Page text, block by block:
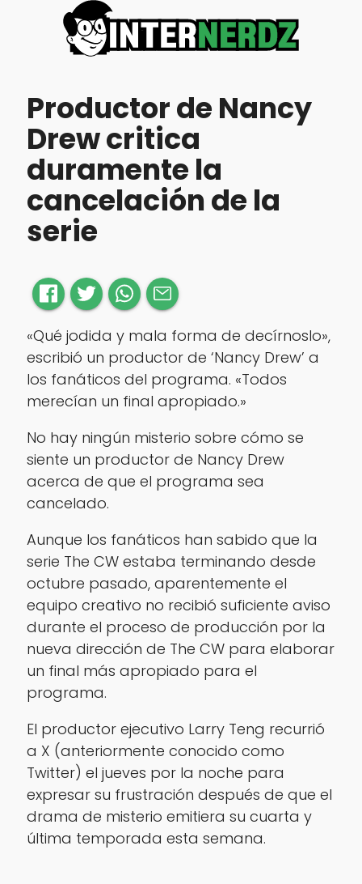
Productor de Nancy
Drew critica
duramente la
cancelación de la
serie
«Qué jodida y mala forma de decírnoslo»,
escribió un productor de ‘Nancy Drew’ a
los fanáticos del programa. «Todos
merecían un final apropiado.»
No hay ningún misterio sobre cómo se
siente un productor de Nancy Drew
acerca de que el programa sea
cancelado.
Aunque los fanáticos han sabido que la
serie The CW estaba terminando desde
octubre pasado, aparentemente el
equipo creativo no recibió suficiente aviso
durante el proceso de producción por la
nueva dirección de The CW para elaborar
un final más apropiado para el
programa.
El productor ejecutivo Larry Teng recurrió
a X (anteriormente conocido como
Twitter) el jueves por la noche para
expresar su frustración después de que el
drama de misterio emitiera su cuarta y
última temporada esta semana.